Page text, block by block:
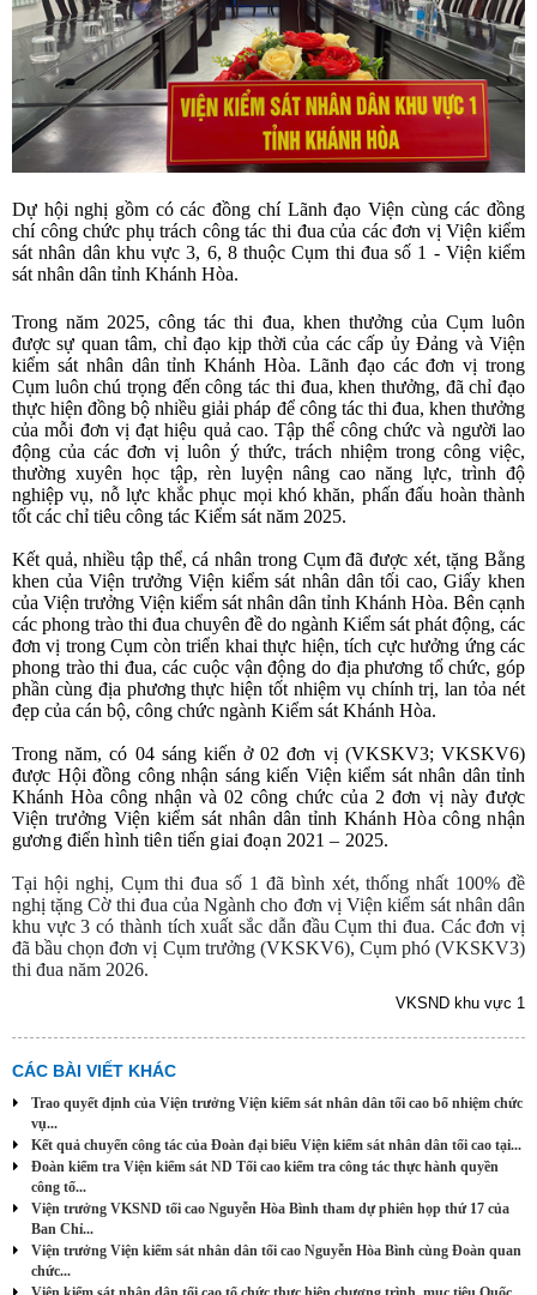
Dự hội nghị gồm có các đồng chí Lãnh đạo Viện cùng các đồng
chí công chức phụ trách công tác thi đua của các đơn vị Viện kiểm
sát nhân dân khu vực 3, 6, 8 thuộc Cụm thi đua số 1 - Viện kiểm
sát nhân dân tỉnh Khánh Hòa.
Trong năm 2025, công tác thi đua, khen thưởng của Cụm luôn
được sự quan tâm, chỉ đạo kịp thời của các cấp ủy Đảng và Viện
kiểm sát nhân dân tỉnh Khánh Hòa. Lãnh đạo các đơn vị trong
Cụm luôn chú trọng đến công tác thi đua, khen thưởng, đã chỉ đạo
thực hiện đồng bộ nhiều giải pháp để công tác thi đua, khen thưởng
của mỗi đơn vị đạt hiệu quả cao. Tập thể công chức và người lao
động của các đơn vị luôn ý thức, trách nhiệm trong công việc,
thường xuyên học tập, rèn luyện nâng cao năng lực, trình độ
nghiệp vụ, nỗ lực khắc phục mọi khó khăn, phấn đấu hoàn thành
tốt các chỉ tiêu công tác Kiểm sát năm 2025.
Kết quả, nhiều tập thể, cá nhân trong Cụm đã được xét, tặng Bằng
khen của Viện trưởng Viện kiểm sát nhân dân tối cao, Giấy khen
của Viện trưởng Viện kiểm sát nhân dân tỉnh Khánh Hòa. Bên cạnh
các phong trào thi đua chuyên đề do ngành Kiểm sát phát động, các
đơn vị trong Cụm còn triển khai thực hiện, tích cực hưởng ứng các
phong trào thi đua, các cuộc vận động do địa phương tổ chức, góp
phần cùng địa phương thực hiện tốt nhiệm vụ chính trị, lan tỏa nét
đẹp của cán bộ, công chức ngành Kiểm sát Khánh Hòa.
Trong năm, có 04 sáng kiến ở 02 đơn vị (VKSKV3; VKSKV6)
được Hội đồng công nhận sáng kiến Viện kiểm sát nhân dân tỉnh
Khánh Hòa công nhận và 02 công chức của 2 đơn vị này được
Viện trưởng Viện kiểm sát nhân dân tỉnh Khánh Hòa công nhận
gương điển hình tiên tiến giai đoạn 2021 – 2025.
Tại hội nghị, Cụm thi đua số 1 đã bình xét, thống nhất 100% đề
nghị tặng Cờ thi đua của Ngành cho đơn vị Viện kiểm sát nhân dân
khu vực 3 có thành tích xuất sắc dẫn đầu Cụm thi đua. Các đơn vị
đã bầu chọn đơn vị Cụm trưởng (VKSKV6), Cụm phó (VKSKV3)
thi đua năm 2026.
VKSND khu vực 1
CÁC BÀI VIẾT KHÁC
Trao quyết định của Viện trưởng Viện kiểm sát nhân dân tối cao bổ nhiệm chức
vụ...
Kết quả chuyến công tác của Đoàn đại biểu Viện kiểm sát nhân dân tối cao tại...
Đoàn kiểm tra Viện kiểm sát ND Tối cao kiểm tra công tác thực hành quyền
công tố...
Viện trưởng VKSND tối cao Nguyễn Hòa Bình tham dự phiên họp thứ 17 của
Ban Chỉ...
Viện trưởng Viện kiểm sát nhân dân tối cao Nguyễn Hòa Bình cùng Đoàn quan
chức...